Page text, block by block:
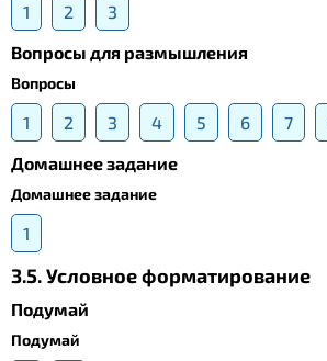
1 2
3
Вопросы для размышления
Вопросы
1 2 3 4 5 6 7
Домашнее задание
Домашнее задание
1
3.5. Условное форматирование
Подумай
Подумай